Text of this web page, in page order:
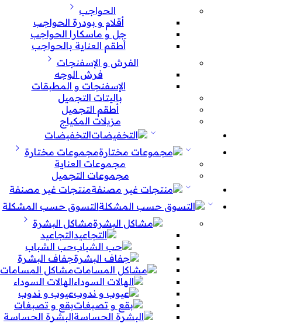
الحواجب
أقلام و بودرة الحواجب
جل و ماسكارا الحواجب
أطقم العناية بالحواجب
الفرش و الإسفنجات
فرش الوجه
الإسفنجات و المطبقات
باليتات التجميل
أطقم التجميل
مزيلات المكياج
التخفيضات
مجموعات مختارة
مجموعات العناية
مجموعات التجميل
منتجات غير مصنفة
التسوق حسب المشكلة
مشاكل البشرة
التجاعيد
حب الشباب
جفاف البشرة
مشاكل المسامات
الهالات السوداء
عيوب و ندوب
بقع و تصبغات
البشرة الحساسة